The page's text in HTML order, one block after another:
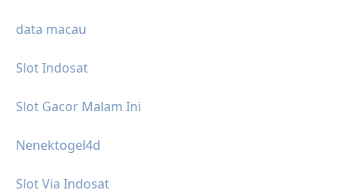
data macau
Slot Indosat
Slot Gacor Malam Ini
Nenektogel4d
Slot Via Indosat